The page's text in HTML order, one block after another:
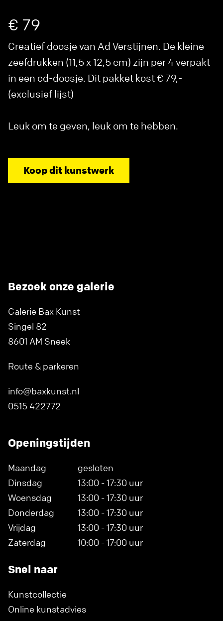
€ 79
Creatief doosje van Ad Verstijnen. De kleine
zeefdrukken (11,5 x 12,5 cm) zijn per 4 verpakt
in een cd-doosje. Dit pakket kost € 79,-
(exclusief lijst)
Leuk om te geven, leuk om te hebben.
Koop dit kunstwerk
Bezoek onze galerie
Galerie Bax Kunst
Singel 82
8601 AM Sneek
Route & parkeren
info@baxkunst.nl
0515 422772
Openingstijden
Maandag
gesloten
Dinsdag
13:00 - 17:30 uur
Woensdag
13:00 - 17:30 uur
Donderdag
13:00 - 17:30 uur
Vrijdag
13:00 - 17:30 uur
Zaterdag
10:00 - 17:00 uur
Snel naar
Kunstcollectie
Online kunstadvies